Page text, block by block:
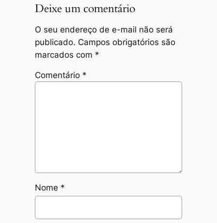
Deixe um comentário
O seu endereço de e-mail não será
publicado. Campos obrigatórios são
marcados com *
Comentário *
Nome *